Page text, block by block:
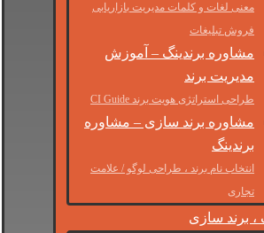
معنی لغات و کلمات مدیریت بازاریابی
فروش تبلیغات
مشاوره برندینگ – آموزش
مدیریت برند
طراحی استراتژی هویت برند CI Guide
مشاوره برند سازی – مشاوره
برندینگ
انتخاب نام برند ، طراحی لوگو / علامت
تجاری
، برند سازی